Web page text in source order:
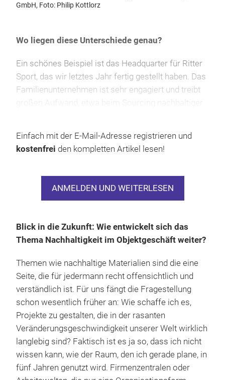
GmbH, Foto: Philip Kottlorz
Wo liegen diese Unterschiede genau?
Ein schönes Beispiel ist das Headquarter für Ritter
Sport, das wir letztes Jahr fertig gestellt haben. Das
Familienunternehmen ist sehr engagiert und treibt
großen Aufwand, etwa beim Sourcing nachhaltiger
Unternehmens widerspiegeln. Alles andere wäre
unglaubwürdig.
Bei Investitionsprojekten kommt ein weiterer Faktor
dazu. Dann wird Ökologie nämlich ganz schnell zum
zwingen klimafreundlich zu denken, da sie ihre
Objekte ohne den nachhaltigen Ansatz gar nicht
gleichermaßen wie die Vermarktung. Für einen
Neubau ohne Nachhaltigkeitszertifikat finden Sie
heute faktisch keine Mieter mehr. Daher haben die
Deutschland streben viele Bauherrn etwa eine
DGNB-Zertifizierung (Deutsche Gesellschaft für
Nachhaltiges Bauen) an – am besten in Gold oder
Platin. Für unser „Ritter Sport“-Projekt haben wir
diese Auszeichnung in Gold erhalten.
Einfach mit der E-Mail-Adresse registrieren und
kostenfrei den kompletten Artikel lesen!
ANMELDEN UND WEITERLESEN
Blick in die Zukunft: Wie entwickelt sich das
Thema Nachhaltigkeit im Objektgeschäft weiter?
Themen wie nachhaltige Materialien sind die eine
Seite, die für jedermann recht offensichtlich und
verständlich ist. Für uns fängt die Fragestellung
schon wesentlich früher an: Wie schaffe ich es,
Projekte zu gestalten, die in der rasanten
Veränderungsgeschwindigkeit unserer Welt wirklich
langlebig sind? Faktisch ist es ja so, dass ich nicht
wissen kann, wie der Raum, den ich gerade plane, in
fünf Jahren genutzt wird. Firmenzentralen oder